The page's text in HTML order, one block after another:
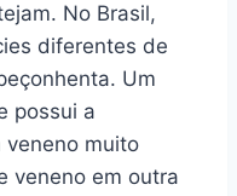
No Brasil,
diferentes de
Um
possui a
muito
veneno em outra